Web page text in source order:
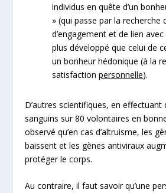
individus en quête d’un
» (qui passe par la recherche
d’engagement et de lien
plus développéque celui de
un bonheur hédonique (à la
satisfactionpersonnelle).
D’autres scientifiques, en effectuant
sanguins sur 80 volontaires en
observé qu’en cas d’altruisme,les
baissent et les gènes antiviraux
protéger le corps.
Au contraire, il faut savoir qu’une